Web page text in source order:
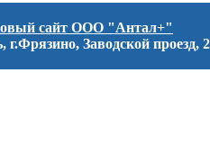
сайт ООО "Антал+"
г.Фрязино, Заводской проезд, 2